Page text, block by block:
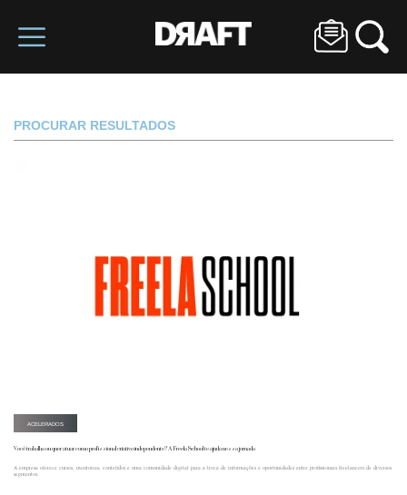
PROCURAR RESULTADOS
ACELERADOS
Você trabalha ou quer atuar como profissional criativo independente? A Freela School te ajuda nessa jornada
A empresa oferece cursos, mentorias, conteúdos e uma comunidade digital para a troca de informações e oportunidades entre profissionais freelancers de diversos
segmentos.